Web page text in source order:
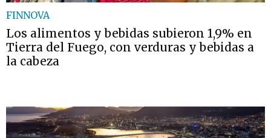
FINNOVA
Los alimentos y bebidas subieron 1,9% en
Tierra del Fuego, con verduras y bebidas a
la cabeza